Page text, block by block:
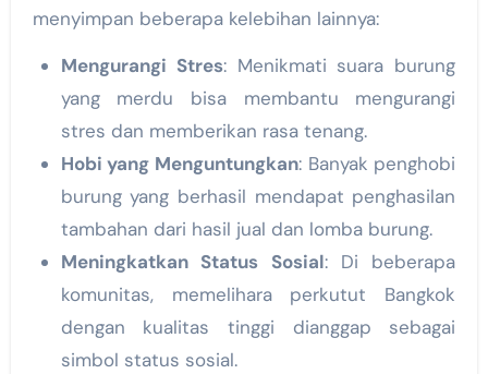
menyimpan beberapa kelebihan lainnya:
Mengurangi Stres: Menikmati suara burung
yang merdu bisa membantu mengurangi
stres dan memberikan rasa tenang.
Hobi yang Menguntungkan: Banyak penghobi
burung yang berhasil mendapat penghasilan
tambahan dari hasil jual dan lomba burung.
Meningkatkan Status Sosial: Di beberapa
komunitas, memelihara perkutut Bangkok
dengan kualitas tinggi dianggap sebagai
simbol status sosial.